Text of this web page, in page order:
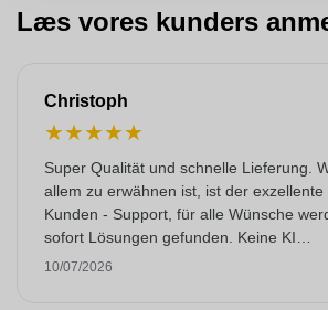
Læs vores kunders
Christoph
★★★★★
Super Qualität und schnelle Lieferung. Was vor
allem zu erwähnen ist, ist der exzellente
Kunden - Support, für alle Wünsche
sofort Lösungen gefunden. Keine KI
Gespräche. Sehr selten heutzutage. Top
10/07/2026